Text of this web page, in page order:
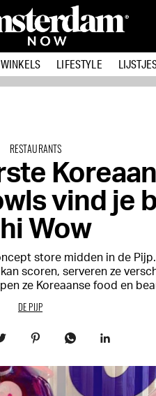
WINKELS LIFESTYLE
RESTAURANTS
vind je
Wow
store midden in de
scoren, serveren ze
ze Koreaanse food en
DE PIJP